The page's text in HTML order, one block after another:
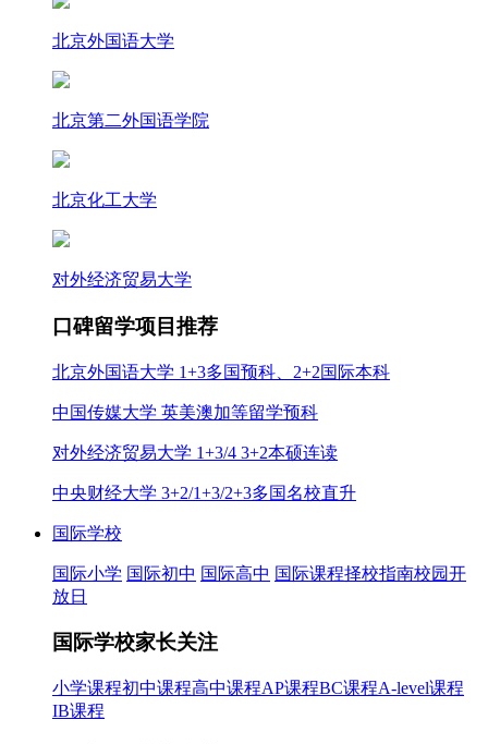
北京外国语大学
北京第二外国语学院
北京化工大学
对外经济贸易大学
口碑留学项目推荐
北京外国语大学 1+3多国预科、2+2国际本科
中国传媒大学 英美澳加等留学预科
对外经济贸易大学 1+3/4 3+2本硕连读
中央财经大学 3+2/1+3/2+3多国名校直升
国际学校
国际小学 国际初中 国际高中 国际课程择校指南校园开
放日
国际学校家长关注
小学课程初中课程高中课程AP课程BC课程A-level课程
IB课程